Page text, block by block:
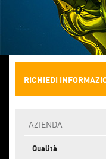
RICHIEDI
AZIENDA
Qualità